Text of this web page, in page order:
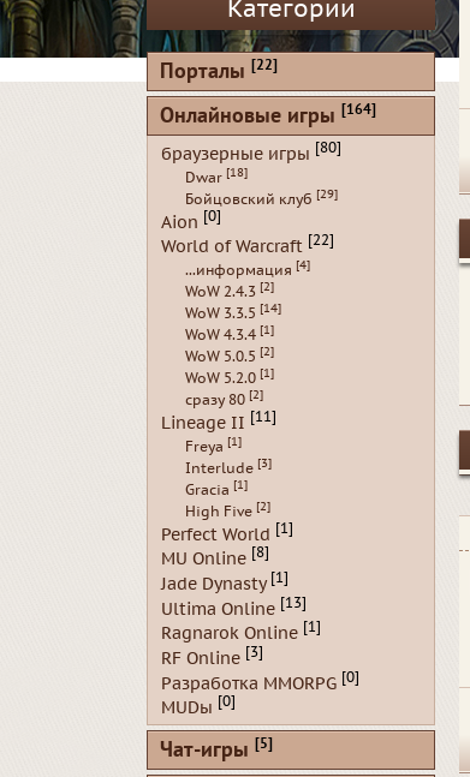
Категории
Порталы [22]
Онлайновые игры [164]
браузерные игры [80]
Dwar [18]
Бойцовский клуб [29]
Aion [0]
World of Warcraft [22]
...информация [4]
WoW 2.4.3 [2]
WoW 3.3.5 [14]
WoW 4.3.4 [1]
WoW 5.0.5 [2]
WoW 5.2.0 [1]
сразу 80 [2]
Lineage II [11]
Freya [1]
Interlude [3]
Gracia [1]
High Five [2]
Perfect World [1]
MU Online [8]
Jade Dynasty [1]
Ultima Online [13]
Ragnarok Online [1]
RF Online [3]
Разработка MMORPG [0]
MUDы [0]
Чат-игры [5]